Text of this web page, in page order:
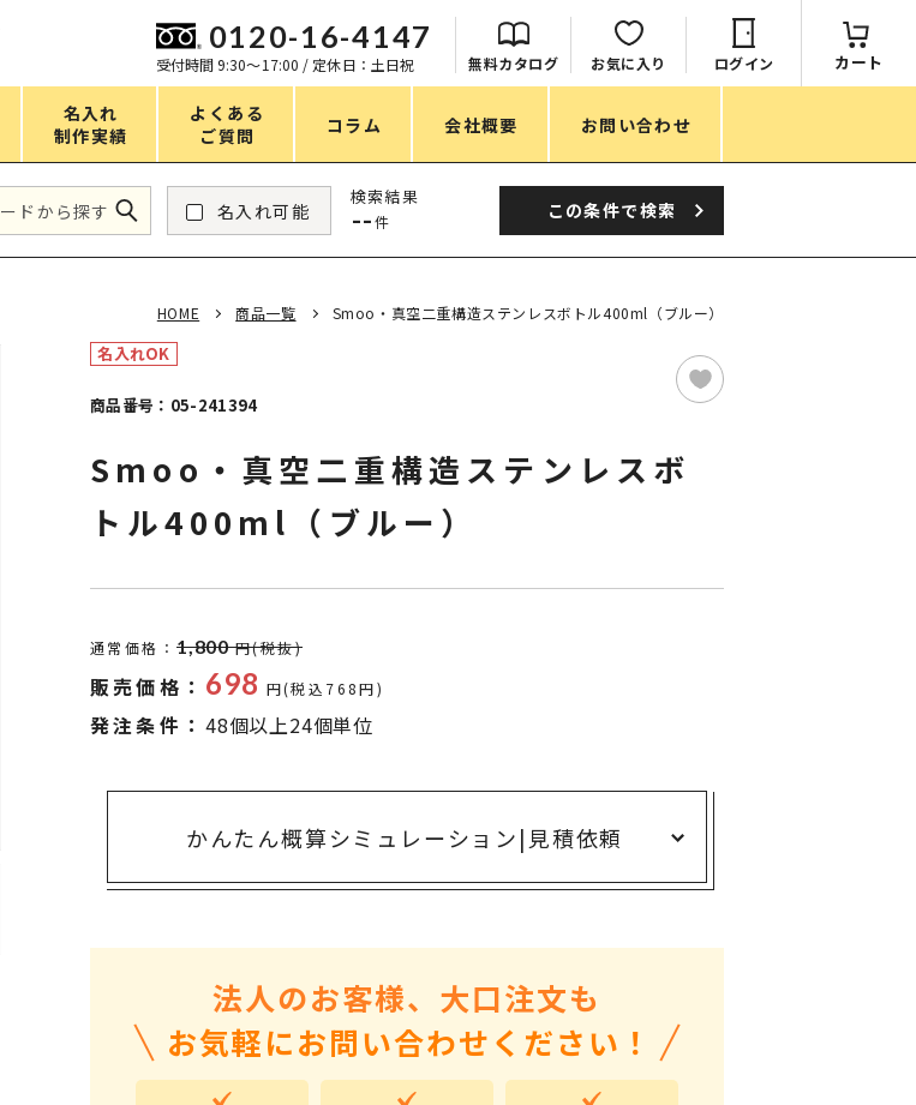
0120-16-4147
受付時間 9:30〜17:00 / 定休日：土日祝 無料カタログ お気に入り ログイン カート
名入れ
制作実績
よくある
ご質問
コラム 会社概要 お問い合わせ
価格
151～200円
201～250円
251～300円
501～1,000円
2,000～3,000円
3,000～5,000円
目的・シーン
サステナブル・環境配慮ノベルティ
アニマルグッズ
設立・周年・創業記念
インバウンド･外国人観光客向け特集
入学・卒業記念品
名入れ可能
検索結果
-- 件 この条件で検索
HOME 商品一覧 Smoo・真空二重構造ステンレスボトル400ml（ブルー）
名入れOK
商品番号：05-241394
Smoo・真空二重構造ステンレスボ
トル400ml（ブルー）
通常価格： 1,800 円(税抜)
販売価格： 698 円(税込768円)
発注条件： 48個以上24個単位
かんたん概算シミュレーション| 見積依頼
法人のお客様、大口注文も
お気軽にお問い合わせください！